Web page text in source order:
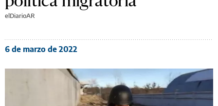
elDiarioAR
6 de marzo de 2022